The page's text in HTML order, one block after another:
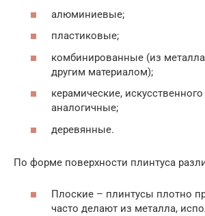
алюминиевые;
пластиковые;
комбинированные (из
другим материалом);
керамические,
аналогичные;
деревянные.
По форме поверхности плинтуса
Плоские – плинтусы плотно
часто делают из металла,